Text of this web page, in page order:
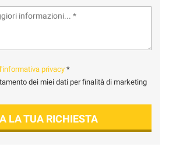
l'informativa privacy *
dei miei dati per finalità di marketing
LA TUA RICHIESTA
dell'esperienza utente